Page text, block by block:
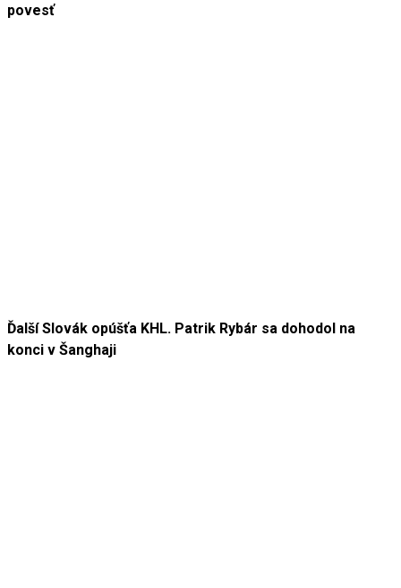
povesť
Ďalší Slovák opúšťa KHL. Patrik Rybár sa dohodol na
konci v Šanghaji